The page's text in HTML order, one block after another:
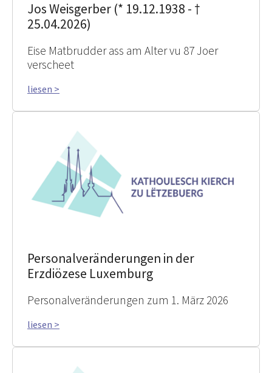
Jos Weisgerber (* 19.12.1938 - †
25.04.2026)
Eise Matbrudder ass am Alter vu 87 Joer
verscheet
liesen >
Personalveränderungen in der
Erzdiözese Luxemburg
Personalveränderungen zum 1. März 2026
liesen >